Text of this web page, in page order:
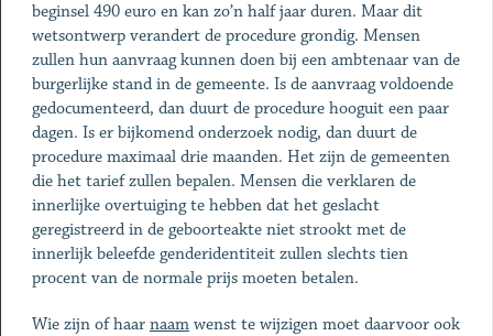
beginsel 490 euro en kan zo’n half jaar duren. Maar dit
wetsontwerp verandert de procedure grondig. Mensen
zullen hun aanvraag kunnen doen bij een ambtenaar van de
burgerlijke stand in de gemeente. Is de aanvraag voldoende
gedocumenteerd, dan duurt de procedure hooguit een paar
dagen. Is er bijkomend onderzoek nodig, dan duurt de
procedure maximaal drie maanden. Het zijn de gemeenten
die het tarief zullen bepalen. Mensen die verklaren de
innerlijke overtuiging te hebben dat het geslacht
geregistreerd in de geboorteakte niet strookt met de
innerlijk beleefde genderidentiteit zullen slechts tien
procent van de normale prijs moeten betalen.
Wie zijn of haar naamwenst te wijzigen moet daarvoor ook